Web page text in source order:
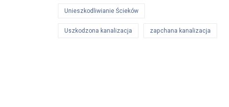
Unieszkodliwianie Ścieków
Uszkodzona kanalizacja zapchana kanalizacja